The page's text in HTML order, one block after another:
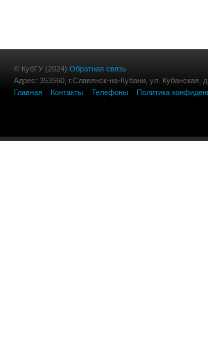
© КубГУ (2024) Обратная связь
Адрес: 353560, г.Славянск-на-Кубани, ул. Кубанская,
Главная
Контакты Телефоны Политика